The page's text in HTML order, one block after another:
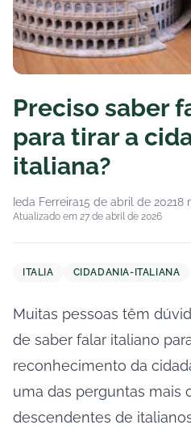
Preciso saber
para tirar a
italiana?
Ieda Ferreira15 de abril de 20218
Atualizado em 27 de abril de 2026
ITALIA CIDADANIA-ITALIANA
Muitas pessoas têm
de saber falar italiano
reconhecimento da
uma das perguntas mais
descendentes de